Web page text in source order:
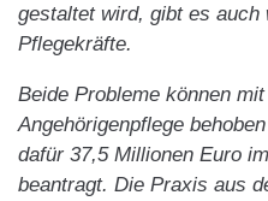
gestaltet wird, gibt es auch
Pflegekräfte.
Beide Probleme können
Angehörigenpflege
dafür 37,5 Millionen Euro
beantragt. Die Praxis aus